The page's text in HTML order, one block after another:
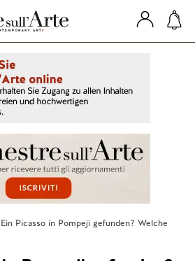
Ein Picasso in Pompeji gefunden? Welche